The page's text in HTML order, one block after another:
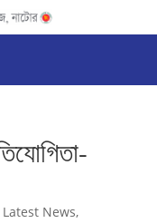
Latest News,